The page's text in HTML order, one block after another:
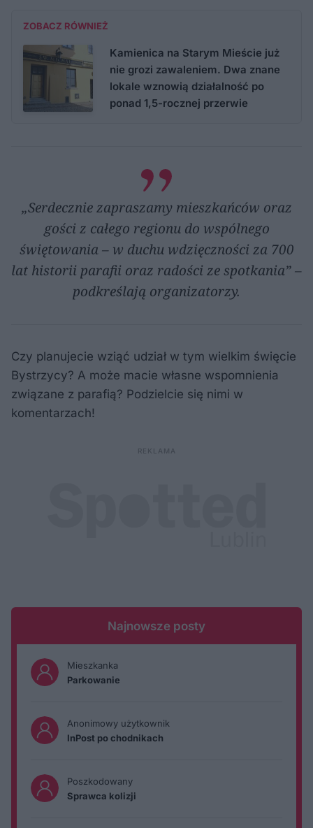
ZOBACZ RÓWNIEŻ
Kamienica na Starym Mieście już
nie grozi zawaleniem. Dwa znane
lokale wznowią działalność po
ponad 1,5-rocznej przerwie
„Serdecznie zapraszamy mieszkańców oraz
gości z całego regionu do wspólnego
świętowania – w duchu wdzięczności za 700
lat historii parafii oraz radości ze spotkania” –
podkreślają organizatorzy.
Czy planujecie wziąć udział w tym wielkim święcie
Bystrzycy? A może macie własne wspomnienia
związane z parafią? Podzielcie się nimi w
komentarzach!
Najnowsze posty
Mieszkanka
Parkowanie
Anonimowy użytkownik
InPost po chodnikach
Poszkodowany
Sprawca kolizji